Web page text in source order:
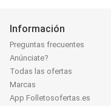
Información
Preguntas frecuentes
Anúnciate?
Todas las ofertas
Marcas
App Folletosofertas.es